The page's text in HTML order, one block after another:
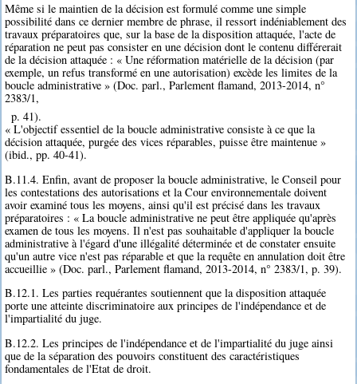
Même si le maintien de la décision est formulé comme une simple
possibilité dans ce dernier membre de phrase, il ressort indéniablement des
travaux préparatoires que, sur la base de la disposition attaquée, l'acte de
réparation ne peut pas consister en une décision dont le contenu différerait
de la décision attaquée : « Une réformation matérielle de la décision (par
exemple, un refus transformé en une autorisation) excède les limites de la
boucle administrative » (Doc. parl., Parlement flamand, 2013-2014, n°
2383/1,
p. 41).
« L'objectif essentiel de la boucle administrative consiste à ce que la
décision attaquée, purgée des vices réparables, puisse être maintenue »
(ibid., pp. 40-41).
B.11.4. Enfin, avant de proposer la boucle administrative, le Conseil pour
les contestations des autorisations et la Cour environnementale doivent
avoir examiné tous les moyens, ainsi qu'il est précisé dans les travaux
préparatoires : « La boucle administrative ne peut être appliquée qu'après
examen de tous les moyens. Il n'est pas souhaitable d'appliquer la boucle
administrative à l'égard d'une illégalité déterminée et de constater ensuite
qu'un autre vice n'est pas réparable et que la requête en annulation doit être
accueillie » (Doc. parl., Parlement flamand, 2013-2014, n° 2383/1, p. 39).
B.12.1. Les parties requérantes soutiennent que la disposition attaquée
porte une atteinte discriminatoire aux principes de l'indépendance et de
l'impartialité du juge.
B.12.2. Les principes de l'indépendance et de l'impartialité du juge ainsi
que de la séparation des pouvoirs constituent des caractéristiques
fondamentales de l'Etat de droit.